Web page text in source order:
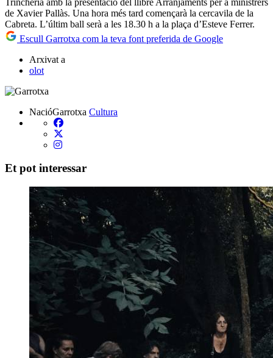
de Xavier Pallàs. Una hora més tard començarà la cercavila de la
Cabreta. L’últim ball serà a les 18.30 h a la plaça d’Esteve Ferrer.
Escull Garrotxa com la teva font preferida de Google
Arxivat a
olot
NacióGarrotxa Cultura
Et pot interessar